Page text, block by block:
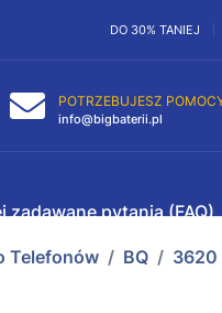
DO 30% TANIEJ
POTRZEBUJESZ
info@bigbaterii.pl
zadawane pytania (FAQ)
Telefonów BQ 3620